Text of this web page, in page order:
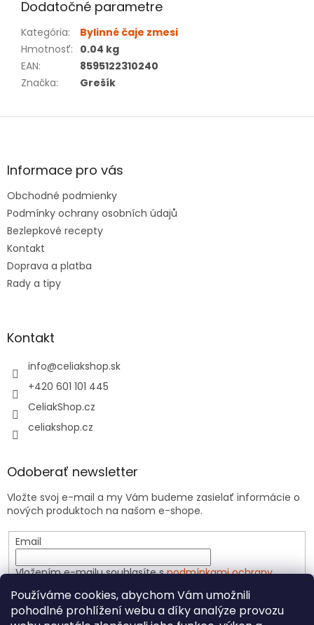
Používáme cookies, abychom Vám umožnili
pohodlné prohlížení webu a díky analýze provozu
Dodatočné parametre
Kategória:
Bylinné čaje zmesi
Hmotnosť: 0.04 kg
EAN:
8595122310240
Značka: Grešík
Z
ä
e
Informace pro vás
Obchodné podmienky
Podmínky ochrany osobních údajů
Bezlepkové recepty
Kontakt
Doprava a platba
Rady a tipy
Kontakt
info@celiakshop.sk
+420 601 101 445
CeliakShop.cz
celiakshop.cz
Odoberať newsletter
Vložte svoj e-mail a my Vám budeme zasielať informácie o
nových produktoch na našom e-shope.
Email
Vložením e-mailu souhlasíte spodmínkami ochrany
PRIHLÁSIŤ SA